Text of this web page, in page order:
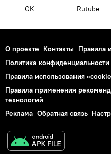
OK Rutube
О проекте Контакты Правила
Политика конфиденциальности
Правила использования
Правила применения
технологий
Реклама Обратная связь